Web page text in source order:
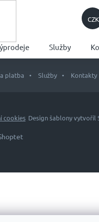
CZK
Služby
platba Služby Kontakty
cookies Design šablony vytvořil